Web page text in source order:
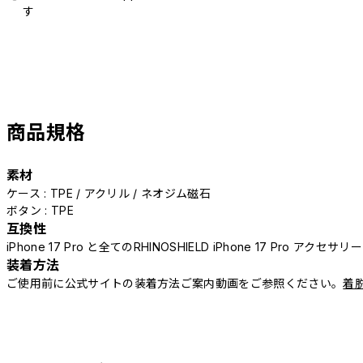
す
商品規格
素材
ケース : TPE / アクリル / ネオジム磁石
ボタン : TPE
互換性
iPhone 17 Pro と全てのRHINOSHIELD iPhone 17 Pro アクセサリ
装着方法
ご使用前に公式サイトの装着方法ご案内動画をご参照ください。着